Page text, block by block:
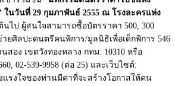
ในวันที่ 29 กุมภาพันธ์ 2555 ณ โรงละครแห่ง
นไป ผู้สนใจสามารถซื้อบัตรราคา 500, 300
ายศิลปะดนตรีคนพิการ/มูลนิธิเพื่อเด็กพิการ 546
สอง เขตวังทองหลาง กทม. 10310 หรือ
02-539-9958 (ต่อ 25) และเว็บไซต์:
แรงใจของท่านมีค่าที่จะสร้างโอกาสให้คน